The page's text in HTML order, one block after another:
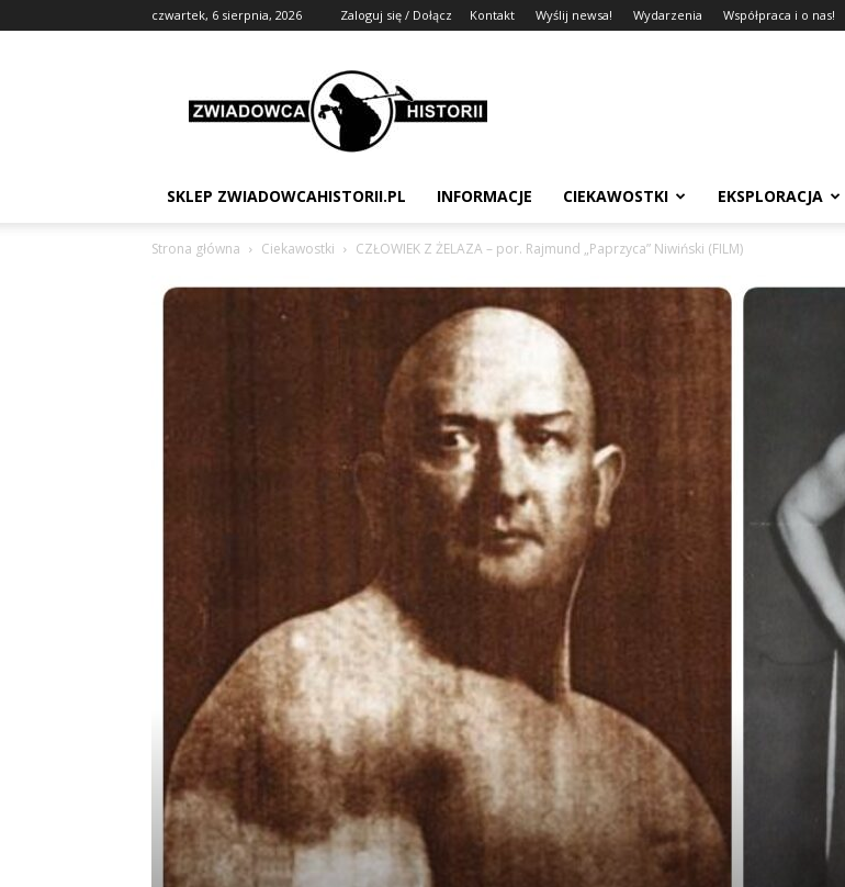
czwartek, 6 sierpnia, 2026 Zaloguj się / Dołącz Kontakt Wyślij newsa! Wydarzenia Współpraca i o nas!
Zwiadowca
Historii
SKLEP ZWIADOWCAHISTORII.PL INFORMACJE CIEKAWOSTKI EKSPLORACJA
Strona główna Ciekawostki CZŁOWIEK Z ŻELAZA – por. Rajmund „Paprzyca” Niwiński (FILM)